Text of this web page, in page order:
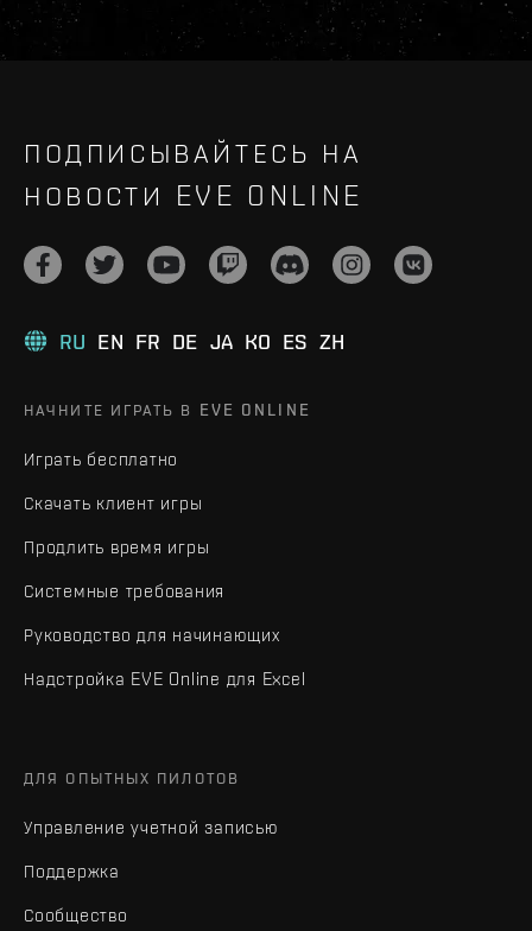
ПОДПИСЫВАЙТЕСЬ НА
НОВОСТИ EVE ONLINE
RU EN FR DE JA KO ES ZH
НАЧНИТЕ ИГРАТЬ В EVE ONLINE
Играть бесплатно
Скачать клиент игры
Продлить время игры
Системные требования
Руководство для начинающих
Надстройка EVE Online для Excel
ДЛЯ ОПЫТНЫХ ПИЛОТОВ
Управление учетной записью
Поддержка
Сообщество